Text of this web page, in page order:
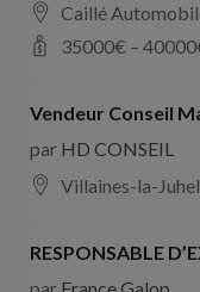
Caillé
35000€ – 40000
Vendeur Conseil
par HD CONSEIL
Villaines-la-Juhel
RESPONSABLE